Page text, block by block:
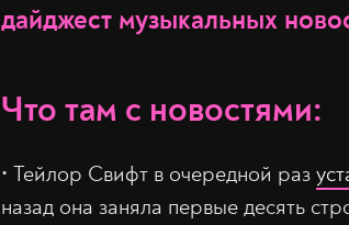
дайджест музыкальных
Что там с новостями:
•‎ Тейлор Свифт в очередной раз
назад она заняла первые десять